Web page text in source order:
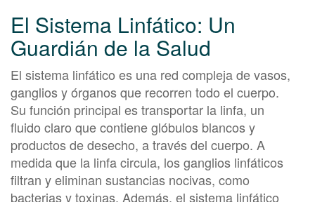
El Sistema Linfático: Un
Guardián de la Salud
El sistema linfático es una red compleja de vasos,
ganglios y órganos que recorren todo el cuerpo.
Su función principal es transportar la linfa, un
fluido claro que contiene glóbulos blancos y
productos de desecho, a través del cuerpo. A
medida que la linfa circula, los ganglios linfáticos
filtran y eliminan sustancias nocivas, como
bacterias y toxinas. Además, el sistema linfático